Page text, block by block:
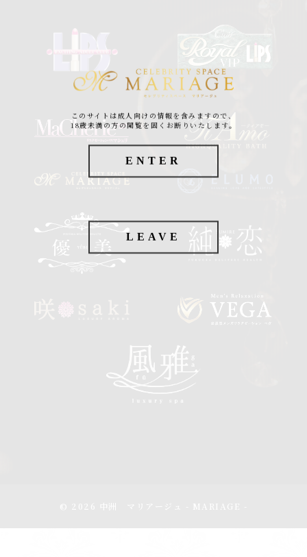
このサイトは成人向けの情報を含みますので、
18歳未満の方の閲覧を固くお断りいたします。
ENTER
LEAVE